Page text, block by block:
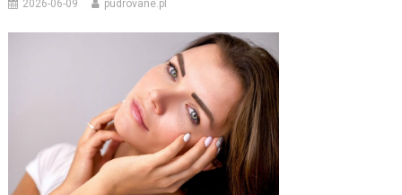
2026-06-09 pudrovane.pl